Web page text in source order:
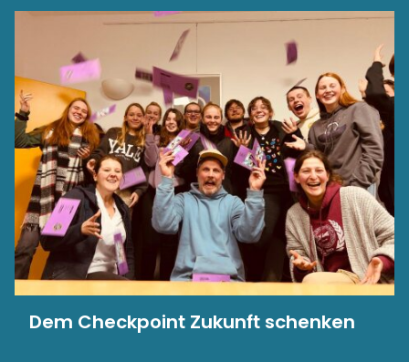
Dem Checkpoint Zukunft schenken